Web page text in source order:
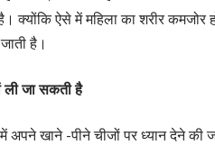
क्योंकि ऐसे में महिला का शरीर कमजोर
है।
जा सकती है
खाने -पीने चीजों पर ध्यान देने की